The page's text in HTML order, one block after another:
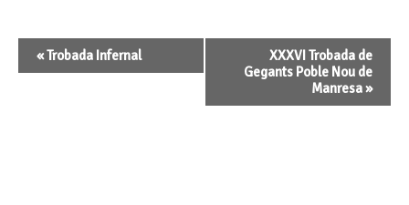
Navegació
d'Esdeveniment
«Trobada Infernal
XXXVI Trobada de
Gegants Poble Nou de
Manresa»